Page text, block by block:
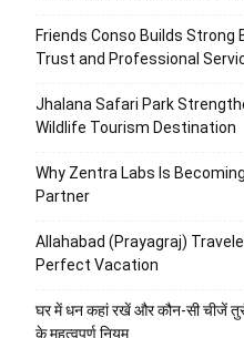
Friends Conso Builds
Trust and Professional
Jhalana Safari Park
Wildlife Tourism Destination
Why Zentra Labs Is
Partner
Allahabad (Prayagraj)
Perfect Vacation
घर में धन कहां रखें और कौन-सी चीजें
के महत्वपूर्ण नियम